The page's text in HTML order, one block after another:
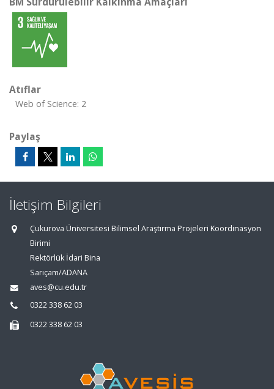
Atıflar
Web of Science: 2
Paylaş
İletişim Bilgileri
Çukurova Üniversitesi Bilimsel Araştırma Projeleri Koordinasyon
Birimi
Rektörlük İdari Bina
Sarıçam/ADANA
aves@cu.edu.tr
0322 338 62 03
0322 338 62 03